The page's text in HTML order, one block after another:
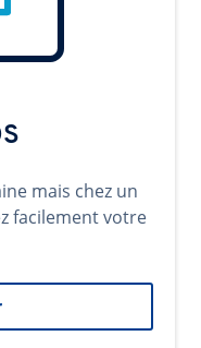
mais chez un
facilement votre